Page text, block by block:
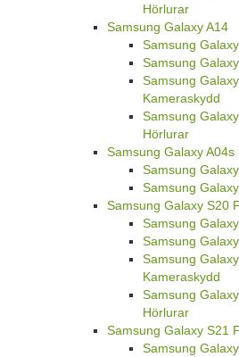
Hörlurar
Samsung Galaxy A14
Samsung
Samsung
Samsung
Kameraskydd
Samsung
Hörlurar
Samsung Galaxy A04s
Samsung
Samsung
Samsung Galaxy S20
Samsung
Samsung
Samsung
Kameraskydd
Samsung
Hörlurar
Samsung Galaxy S21
Samsung